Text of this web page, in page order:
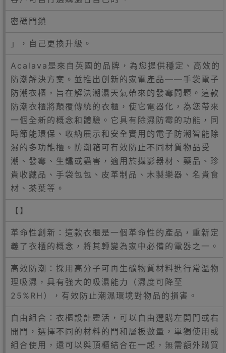
密碼門鎖
」，自己更換升級。
Acalava是來自英國的品牌，為您提供穩定、高效的
防潮解決方案。並推出創新的家電產品——手袋電子
防潮衣櫃，旨在解決潮濕天氣帶來的發霉問題。這款
防潮衣櫃將顛覆傳統的衣櫃，使它電器化，為您帶來
一個全新的概念和體驗。它具有除濕防霉的功能，同
時節能環保、收納展示和安全實用的電子防潮智能除
濕的多功能櫃。防潮箱可有效防止不同材質物品受
潮、發霉、生鏽或蟲害，適用於攝影器材、藥品、珍
貴收藏品、手袋包包、皮革制品、木製樂器、名貴食
材、茶葉等。
【】
革命性創新：這款衣櫃是一個革命性的產品，重新定
義了衣櫃的概念，將其轉變為家中必備的電器之一。
高效防潮：採用高分子可再生礦物質材料進行常溫物
理吸濕，具有強大的吸濕能力（濕度可降至
25%RH），有效防止潮濕環境對物品的損害。
自由組合：衣櫃設計靈活，可以自由選購左開門或右
開門，選擇不同的材料的門和層板數量，單獨使用或
組合使用，還可以與頂櫃結合在一起，無需額外購買